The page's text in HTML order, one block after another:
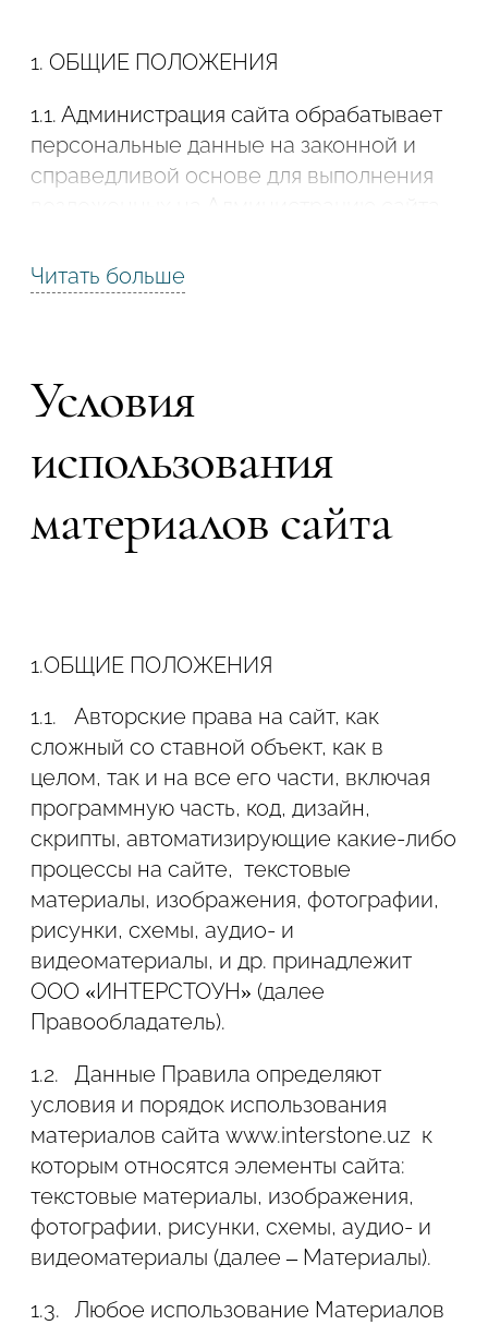
1. ОБЩИЕ ПОЛОЖЕНИЯ
1.1. Администрация сайта обрабатывает
персональные данные на законной и
справедливой основе для выполнения
полномочий и обязанностей,
осуществления прав и законных
1.2. Использование Сайта, а также его
безоговорочное согласие Пользователя
с настоящей Политикой и указанными в
ней условиями обработки его
использования Сайта.
2. ОБРАБОТКА И
КОНФИДЕНЦИАЛЬНОСТЬ
ПЕРСОНАЛЬНЫХ ДАННЫХ
ПОЛЬЗОВАТЕЛЯ
2.1. Настоящая Политика устанавливает
обязательства Администрации сайта по
неразглашению и обеспечению режима
защиты конфиденциальности
персональных данных, которые
использовании Сайта.
2.2. Категории персональных данных,
которые Администрация сайта может
собирать с Пользователей:
2.2.1. ФИО;
2.2.2. Название организации;
Читать больше
Условия
использования
материалов сайта
1.ОБЩИЕ ПОЛОЖЕНИЯ
1.1.
Авторские права на сайт, как
сложный со ставной объект, как в
целом, так и на все его части, включая
программную часть, код, дизайн,
скрипты, автоматизирующие какие-либо
процессы на сайте, текстовые
материалы, изображения, фотографии,
рисунки, схемы, аудио- и
видеоматериалы, и др. принадлежит
ООО «ИНТЕРСТОУН» (далее
Правообладатель).
1.2.
Данные Правила определяют
условия и порядок использования
материалов сайта www.interstone.uz к
которым относятся элементы сайта:
текстовые материалы, изображения,
фотографии, рисунки, схемы, аудио- и
видеоматериалы (далее – Материалы).
1.3. Любое использование Материалов